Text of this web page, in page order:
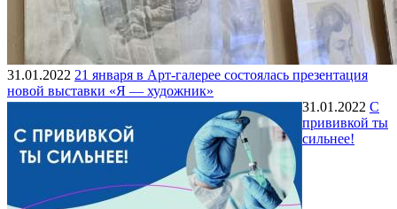
31.01.2022 21 января в Арт-галерее состоялась презентация
новой выставки «Я — художник»
31.01.2022 С
прививкой ты
сильнее!